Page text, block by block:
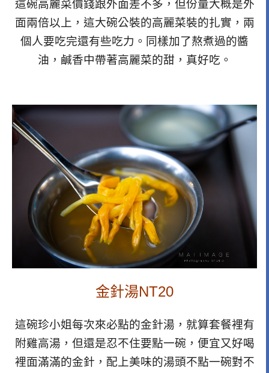
這碗高麗菜價錢跟外面差不多，但份量大概是外
面兩倍以上，這大碗公裝的高麗菜裝的扎實，兩
個人要吃完還有些吃力。同樣加了熬煮過的醬
油，鹹香中帶著高麗菜的甜，真好吃。
金針湯NT20
這碗珍小姐每次來必點的金針湯，就算套餐裡有
附雞高湯，但還是忍不住要點一碗，便宜又好喝
裡面滿滿的金針，配上美味的湯頭不點一碗對不